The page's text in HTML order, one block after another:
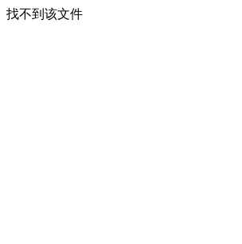
找不到该文件